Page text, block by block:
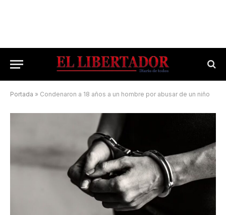
Portada » Condenaron a 18 años a un hombre por abusar de un niño